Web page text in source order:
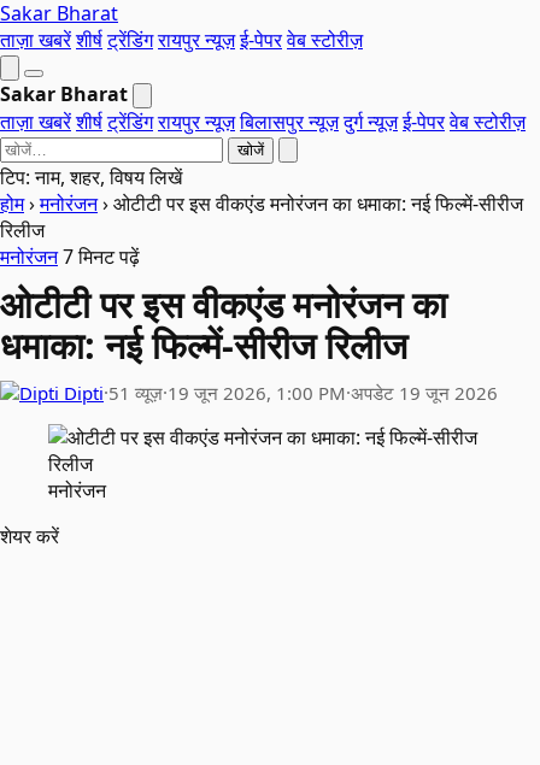
Sakar Bharat
ताज़ा खबरेंशीर्षट्रेंडिंगरायपुर न्यूज़ई-पेपरवेब स्टोरीज़
Sakar Bharat
ताज़ा खबरेंशीर्षट्रेंडिंगरायपुर न्यूज़बिलासपुर न्यूज़दुर्ग न्यूज़ई-पेपरवेब स्टोरीज़
खोजें
टिप: नाम, शहर, विषय लिखें
होम›मनोरंजन›ओटीटी पर इस वीकएंड मनोरंजन का धमाका: नई फिल्में-सीरीज
रिलीज
मनोरंजन7 मिनट पढ़ें
ओटीटी पर इस वीकएंड मनोरंजन का
धमाका: नई फिल्में-सीरीज रिलीज
Dipti·51 व्यूज़·19 जून 2026, 1:00 PM·अपडेट 19 जून 2026
मनोरंजन
शेयर करें